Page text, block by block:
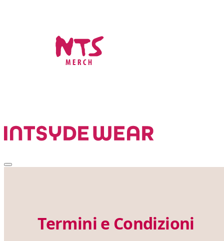
Termini e Condizioni